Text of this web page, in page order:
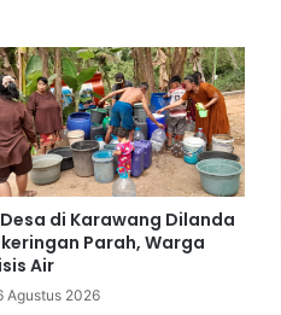
Desa di Karawang Dilanda
Parah, Warga
Air
Agustus 2026